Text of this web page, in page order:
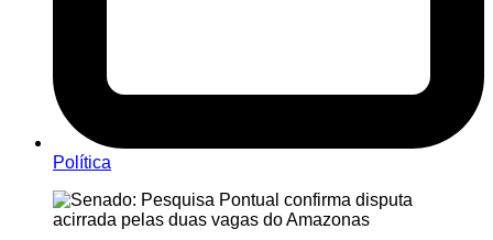
Política